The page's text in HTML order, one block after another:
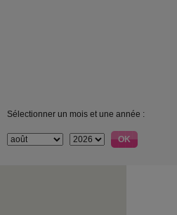
Sélectionner un mois et une année :